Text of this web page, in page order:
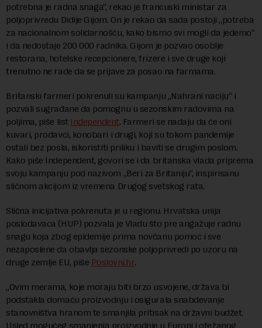
potrebna je radna snaga“, rekao je francuski ministar za
poljoprivredu Didije Gijom. On je rekao da sada postoji „potreba
za nacionalnom solidarnošću, kako bismo svi mogli da jedemo“
i da nedostaje 200 000 radnika. Gijom je pozvao osoblje
restorana, hotelske recepcionere, frizere i sve druge koji
trenutno ne rade da se prijave za posao na farmama.
Britanski farmeri pokrenuli su kampanju „Nahrani naciju“ i
pozvali sugrađane da pomognu u sezonskim radovima na
poljima, piše list Independent. Farmeri se nadaju da će oni
kuvari, prodavci, konobari i drugi, koji su tokom pandemije
ostali bez posla, iskoristiti priliku i baviti se drugim poslom.
Kako piše Independent, govori se i da britanska vlada priprema
svoju kampanju pod nazivom „Beri za Britaniju“, inspirisanu
sličnom akcijom iz vremena Drugog svetskog rata.
Slična inicijativa pokrenuta je u regionu. Hrvatska unija
poslodavaca (HUP) pozvala je Vladu što pre angažuje radnu
snagu koja zbog epidemije prima novčanu pomoć i sve
nezaposlene da obavlja sezonske poljoprivredi po uzoru na
druge zemlje EU, piše Poslovni.hr.
„Ovim merama, koje moraju biti brzo usvojene, država bi
podstakla domaću proizvodnju i osigurala snabdevanje
stanovništva hranom te smanjila pritisak na državni budžet.
Usled mogućeg smanjenja proizvodnje u Europi i otežanog